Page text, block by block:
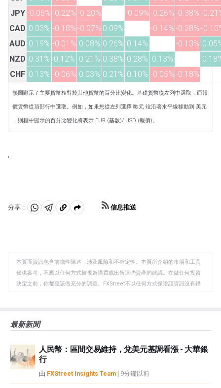
JPY -0.06% -0.22% -0.20% -0.09% -0.26% -0.38% -
CAD 0.03% -0.18% -0.07% 0.09% -0.14% -0.28% -
AUD 0.19% -0.01% 0.08% 0.26% 0.14% -0.13%
NZD 0.31% 0.12% 0.21% 0.38% 0.28% 0.13%
CHF 0.13% -0.06% 0.03% 0.21% 0.10% -0.05% -0.18%
熱圖顯示了主要貨幣相對於其他貨幣的百分比變化。基礎貨幣從左列中選取，而報
價貨幣從頂部行中選取。例如，如果您從左列選擇 歐元 竝沿著水平線移動到 美元
，則框中顯示的百分比變化將表示 EUR (基數)/ USD (報價)。
,
分享：
分 分 複
板
信息推送
本頁面資訊包含前瞻性陳述，涉及風險和不確定性。本頁所介紹的市場和工具
僅供參考，不應以任何方式被視為購買或出售這些資產的建議。在做任何投資
決定之前，你都應該做充分的調查。FXStreet不以任何方式保證該資訊沒有錯
觀點，並不代表FXStreet或其廣告商的官方政策或立場。作者不對本頁連結的
如果文章正文中沒有明確提到，在撰寫本文時，作者在本文中提到的任何股票
中都沒有頭寸，也沒有與文中提到的任何公司有業務關係。除了FXStreet，作
者沒有收到撰寫這篇文章的報酬。
最新新聞
人民幣：區間交易維持，兌美元基調看漲 - 大華銀
行
由 FXStreet Insights Team | 9分鐘以前